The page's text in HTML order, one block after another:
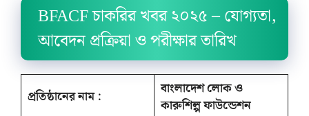
BFACF চাকরির খবর ২০২৫ – যোগ্যতা,
আবেদন প্রক্রিয়া ও পরীক্ষার তারিখ
প্রতিষ্ঠানের নাম :
বাংলাদেশ লোক ও
কারুশিল্প ফাউন্ডেশন